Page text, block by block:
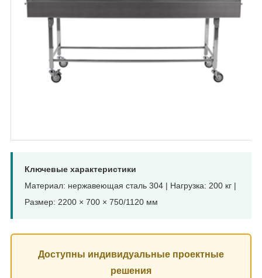
Ключевые характеристики
Материал: нержавеющая сталь 304 | Нагрузка: 200 кг |
Размер: 2200 × 700 × 750/1120 мм
Доступны индивидуальные проектные
решения